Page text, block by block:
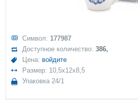
Символ: 177987
Доступное количество:386,
Цена: войдите
Размер: 10,5x12x8,5
Упаковка 24/1